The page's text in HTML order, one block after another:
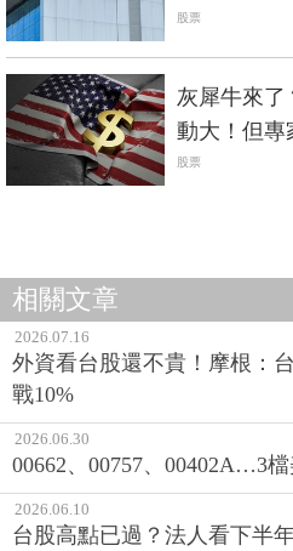
長列車
股票
灰犀牛來了
動大！但專
股票
相關文章
2026.07.16
外資看台股還不貴！摩根：
戰10%
2026.06.30
00662、00757、00402A…3
2026.06.10
台股高點已過？法人看下半